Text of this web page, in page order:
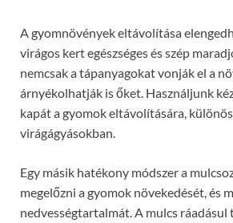
A gyomnövények eltávolítása
virágos kert egészséges és szép
nemcsak a tápanyagokat vonják el a
árnyékolhatják is őket. Használjunk
kapát a gyomok eltávolítására,
virágágyásokban.
Egy másik hatékony módszer a
megelőzni a gyomok növekedését, és
nedvességtartalmát. A mulcs ráadásul